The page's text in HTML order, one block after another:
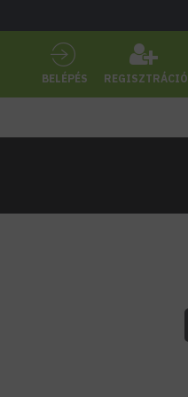
BELÉPÉS REGISZTRÁCIÓ